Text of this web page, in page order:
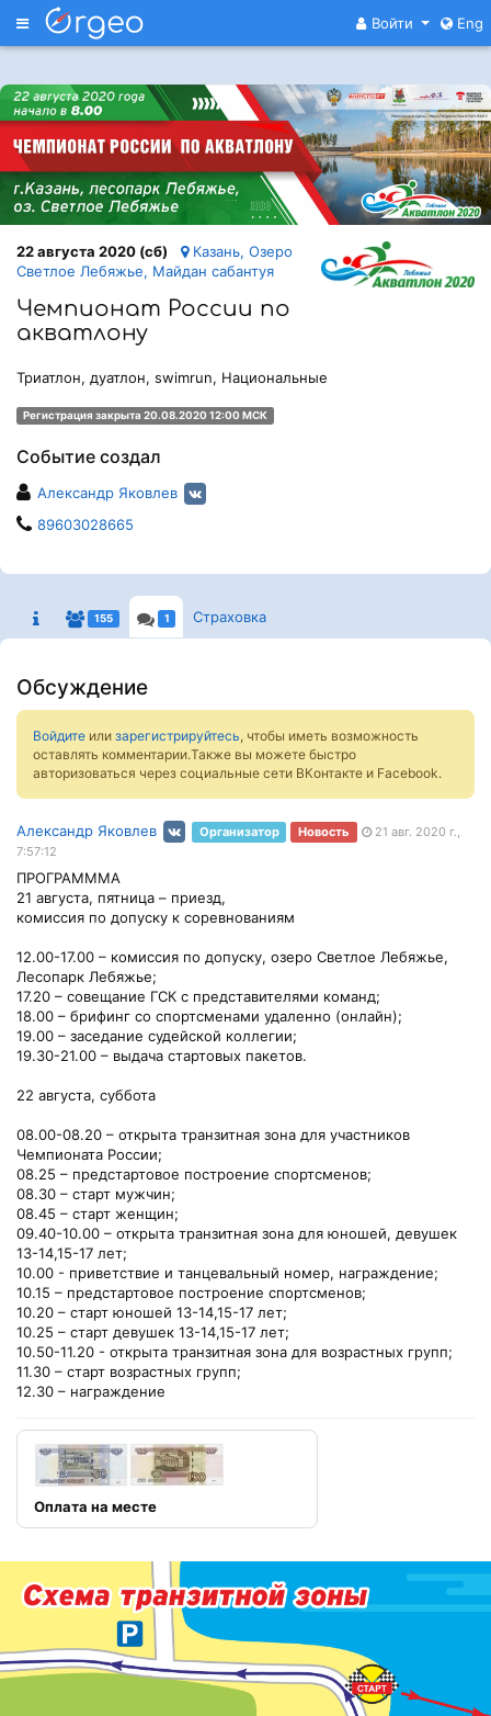
Меню Войти Eng
22 августа 2020 (сб)
Казань, Озеро
Светлое Лебяжье, Майдан сабантуя
Чемпионат России по
акватлону
Триатлон, дуатлон, swimrun, Национальные
Регистрация закрыта 20.08.2020 12:00 МСК
Событие создал
Александр Яковлев
89603028665
155 1 Страховка
Обсуждение
Войдите или зарегистрируйтесь, чтобы иметь возможность
оставлять комментарии.Также вы можете быстро
авторизоваться через социальные сети ВКонтакте и Facebook.
Александр Яковлев Организатор Новость
21 авг. 2020 г.,
7:57:12
ПРОГРАМММА
21 августа, пятница – приезд,
комиссия по допуску к соревнованиям
12.00-17.00 – комиссия по допуску, озеро Светлое Лебяжье,
Лесопарк Лебяжье;
17.20 – совещание ГСК с представителями команд;
18.00 – брифинг со спортсменами удаленно (онлайн);
19.00 – заседание судейской коллегии;
19.30-21.00 – выдача стартовых пакетов.
22 августа, суббота
08.00-08.20 – открыта транзитная зона для участников
Чемпионата России;
08.25 – предстартовое построение спортсменов;
08.30 – старт мужчин;
08.45 – старт женщин;
09.40-10.00 – открыта транзитная зона для юношей, девушек
13-14,15-17 лет;
10.00 - приветствие и танцевальный номер, награждение;
10.15 – предстартовое построение спортсменов;
10.20 – старт юношей 13-14,15-17 лет;
10.25 – старт девушек 13-14,15-17 лет;
10.50-11.20 - открыта транзитная зона для возрастных групп;
11.30 – старт возрастных групп;
12.30 – награждение
Оплата на месте